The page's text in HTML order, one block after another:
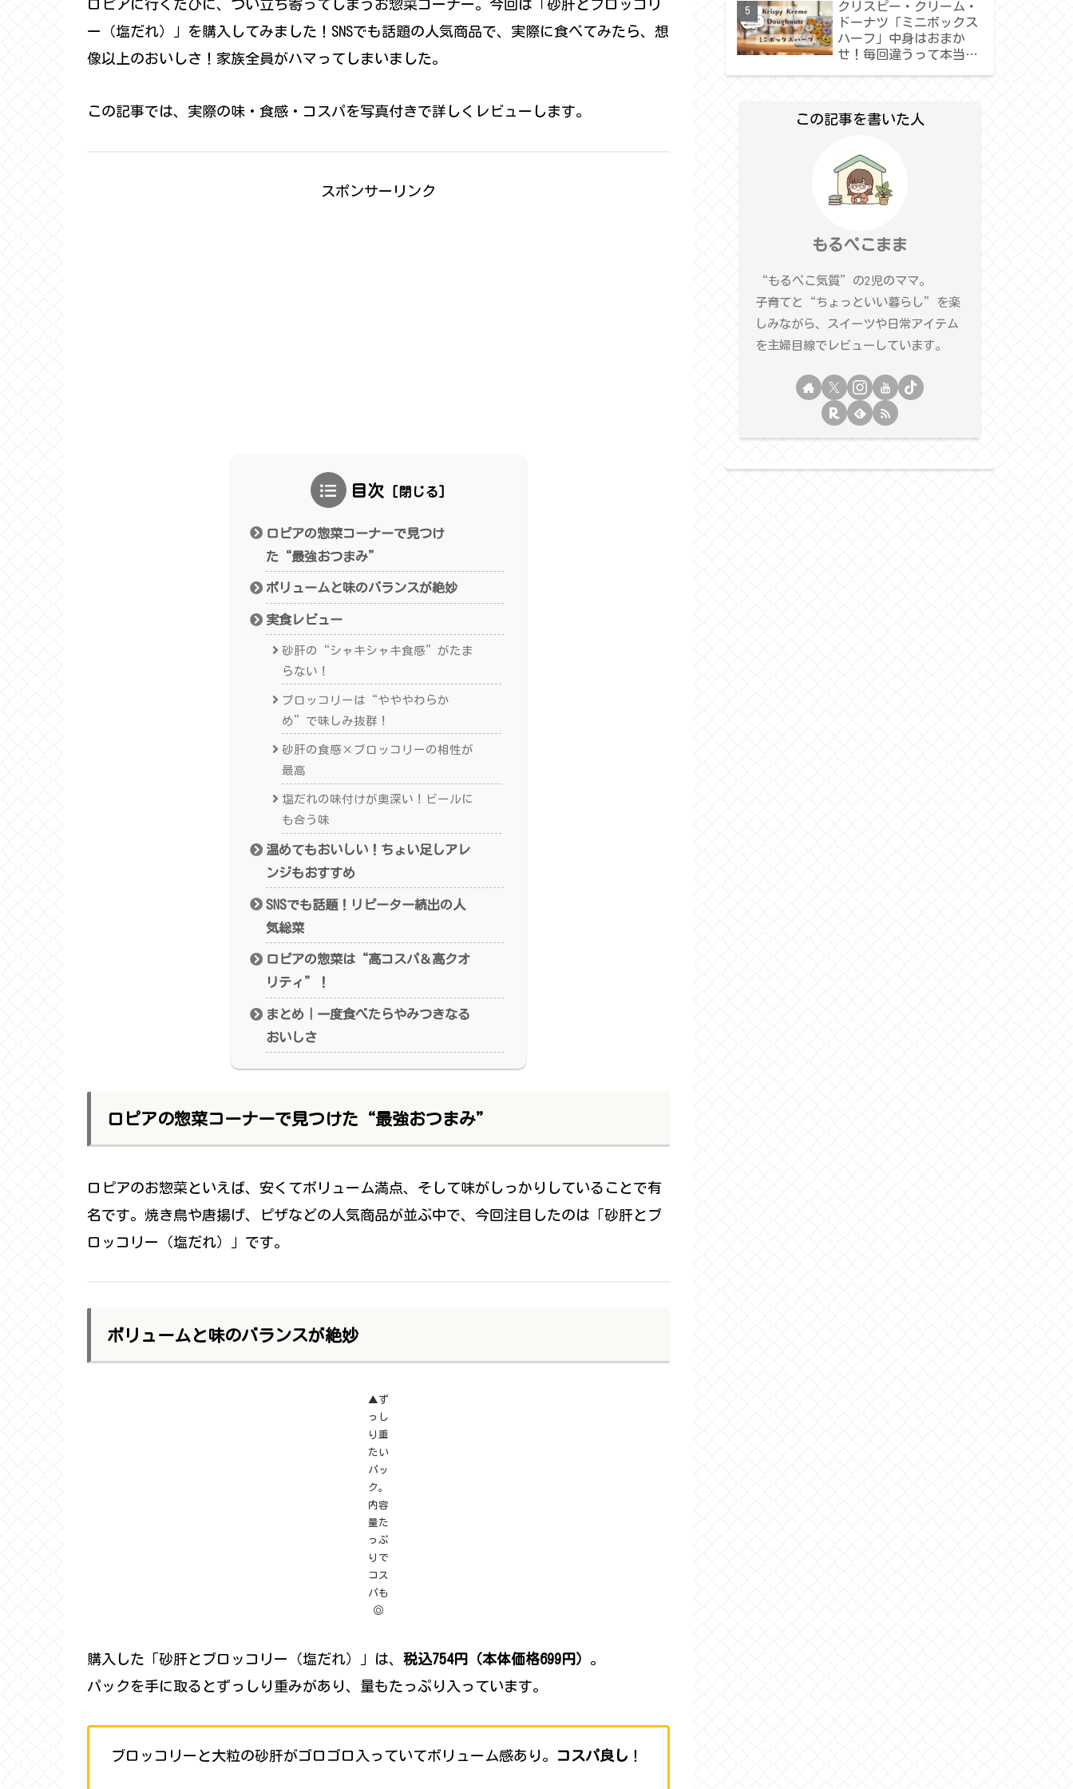
ロピアに行くたびに、つい立ち寄ってしまうお惣菜コーナー。今回は「砂肝とブロッコリ
ー（塩だれ）」を購入してみました！SNSでも話題の人気商品で、実際に食べてみたら、想
像以上のおいしさ！家族全員がハマってしまいました。
この記事では、実際の味・食感・コスパを写真付きで詳しくレビューします。
スポンサーリンク
目次
ロピアの惣菜コーナーで見つけ
た“最強おつまみ”
ボリュームと味のバランスが絶妙
実食レビュー
砂肝の“シャキシャキ食感”がたま
らない！
ブロッコリーは“やややわらか
め”で味しみ抜群！
砂肝の食感×ブロッコリーの相性が
最高
塩だれの味付けが奥深い！ビールに
も合う味
温めてもおいしい！ちょい足しアレ
ンジもおすすめ
SNSでも話題！リピーター続出の人
気総菜
ロピアの惣菜は“高コスパ＆高クオ
リティ”！
まとめ｜一度食べたらやみつきなる
おいしさ
ロピアの惣菜コーナーで見つけた“最強おつまみ”
ロピアのお惣菜といえば、安くてボリューム満点、そして味がしっかりしていることで有
名です。焼き鳥や唐揚げ、ピザなどの人気商品が並ぶ中で、今回注目したのは「砂肝とブ
ロッコリー（塩だれ）」です。
ボリュームと味のバランスが絶妙
▲ず
っし
り重
たい
パッ
ク。
内容
量た
っぷ
りで
コス
パも
◎
購入した「砂肝とブロッコリー（塩だれ）」は、 税込754円（本体価格699円） 。
パックを手に取るとずっしり重みがあり、量もたっぷり入っています。
ブロッコリーと大粒の砂肝がゴロゴロ入っていてボリューム感あり。 コスパ良し ！
クリスピー・クリーム・
ドーナツ「ミニボックス
ハーフ」中身はおまか
せ！毎回違うって本当？
この記事を書いた人
もるぺこまま
“もるぺこ気質”の2児のママ。
子育てと“ちょっといい暮らし”を楽
しみながら、スイーツや日常アイテム
を主婦目線でレビューしています。